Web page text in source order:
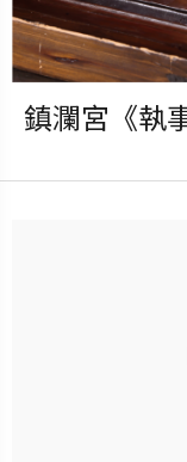
發行：
卡種：一
說明：
購，精裝
*木牌立
鎮瀾宮《執